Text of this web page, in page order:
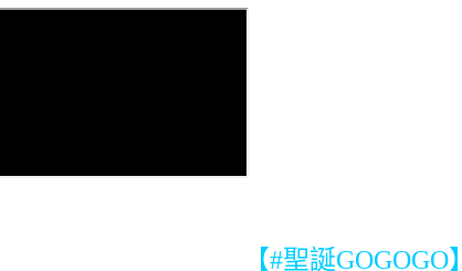
【#聖誕GOGOGO】